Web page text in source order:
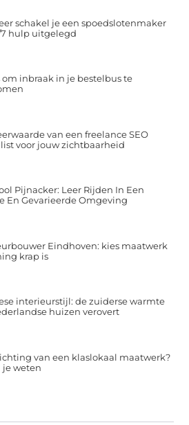
schakel je een spoedslotenmaker
7 hulp uitgelegd
om inbraak in je bestelbus te
van een freelance SEO
voor jouw zichtbaarheid
Pijnacker: Leer Rijden In Een
En Gevarieerde Omgeving
Eindhoven: kies maatwerk
krap is
interieurstijl: de zuiderse warmte
huizen verovert
van een klaslokaal maatwerk?
je weten